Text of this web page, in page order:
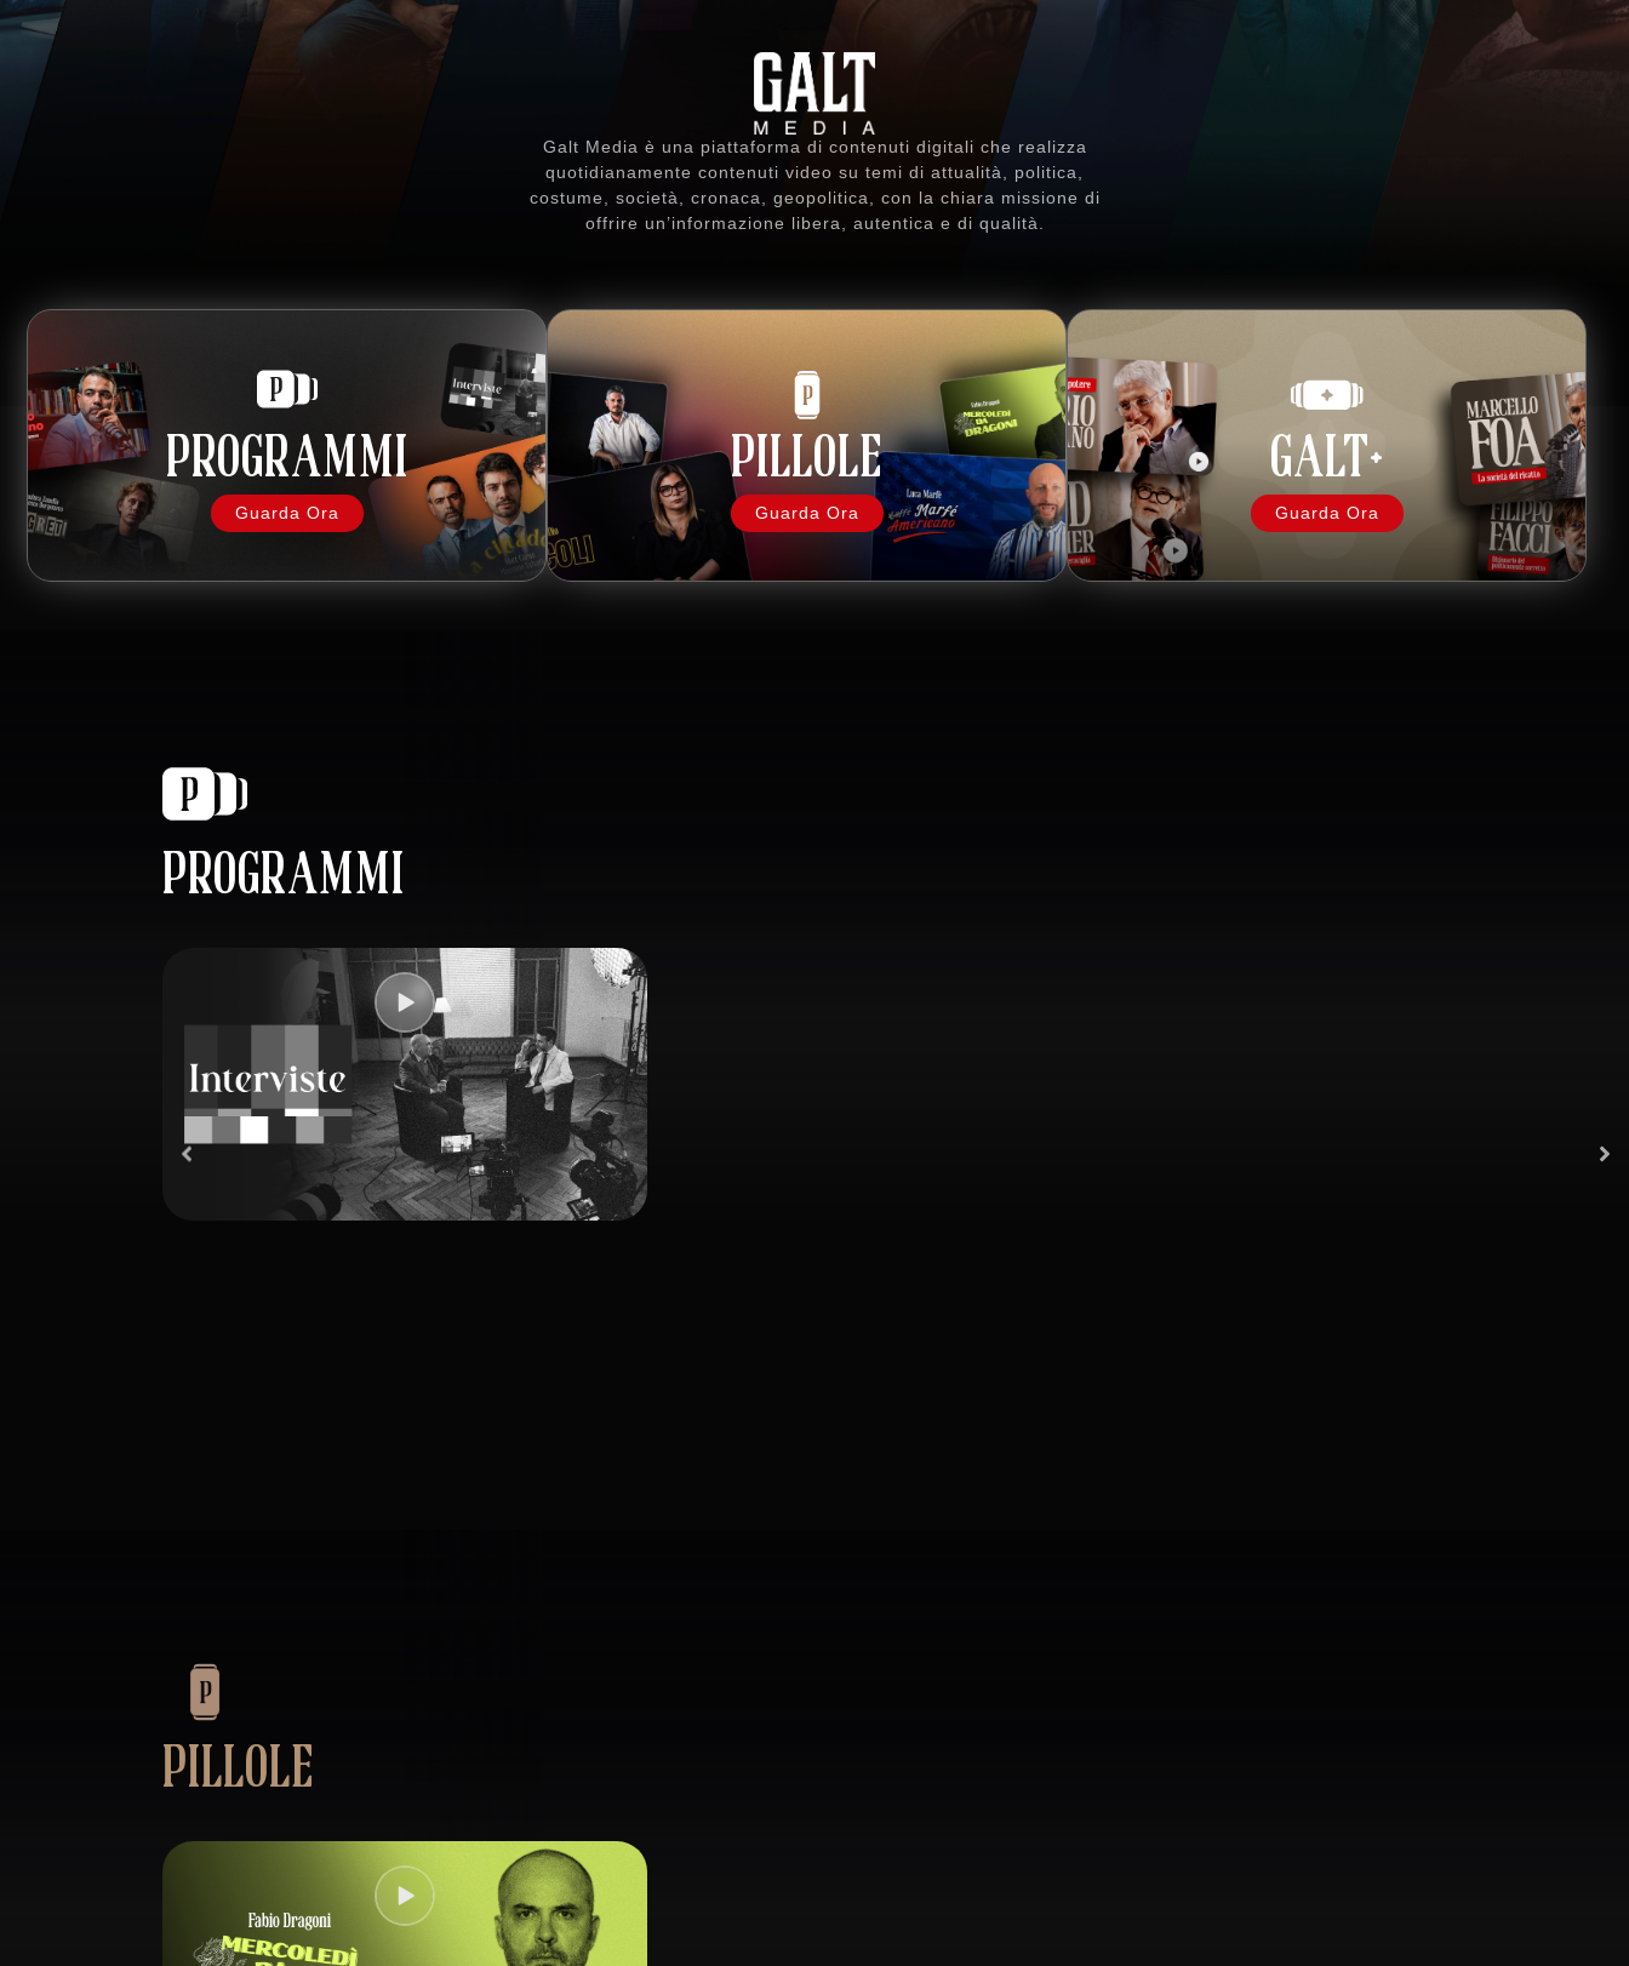
Galt Media è una piattaforma di contenuti digitali che realizza
quotidianamente contenuti video su temi di attualità, politica,
costume, società, cronaca, geopolitica, con la chiara missione di
offrire un’informazione libera, autentica e di qualità.
PROGRAMMI
Guarda Ora
PILLOLE
Guarda Ora
GALT+
Guarda Ora
PROGRAMMI
PILLOLE